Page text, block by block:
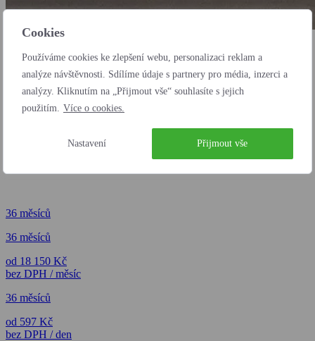
Cookies
Používáme cookies ke zlepšení webu, personalizaci reklam a
analýze návštěvnosti. Sdílíme údaje s partnery pro média, inzerci a
analýzy. Kliknutím na „Přijmout vše“ souhlasíte s jejich
použitím. Více o cookies.
Nastavení Přijmout vše
Audi Q5 SB 2.0 TDI 150 kW quattro STR
Na objednání
36 měsíců
36 měsíců
od 18 150 Kč
bez DPH / měsíc
36 měsíců
od 597 Kč
bez DPH / den